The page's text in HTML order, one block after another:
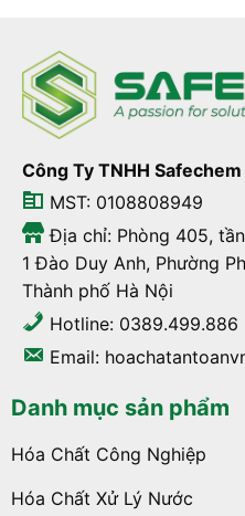
Công Ty TNHH
MST: 0108808949
Địa chỉ: Phòng 405,
1 Đào Duy Anh, Phường
Thành phố Hà Nội
Hotline: 0389.499.886
Email:
Danh mục sản phẩm
Hóa Chất Công Nghiệp
Hóa Chất Xử Lý Nước